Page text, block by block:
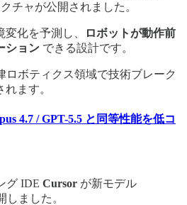
チャが公開されました。
化を予測し、
ロボットが動作前
ション できる設計です。
ロボティクス領域で技術ブレーク
ます。
4.7 / GPT-5.5 と同等性能を低コ
グ IDE Cursor が新モデル
しました。